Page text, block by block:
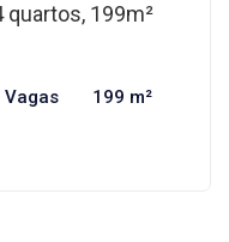
quartos, 199m²
Vagas 199 m²